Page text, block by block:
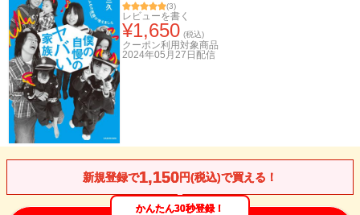
(3)
レビューを書く
¥1,650 (税込)
クーポン利用対象商品
2024年05月27日 配信
新規登録で1,150円(税込)で買える！
かんたん30秒登録！